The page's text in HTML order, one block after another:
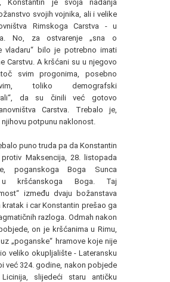
, Konstantin je svoja nadanja
svojih vojnika, ali i velike
Rimskoga Carstva - u
No, za ostvarenje „sna o
vladaru“ bilo je potrebno imati
Carstvu. A kršćani su u njegovo
svim progonima, posebno
toliko demografski
da su činili već gotovo
Carstva. Trebalo je,
potpunu naklonost.
puno truda pa da Konstantin
Maksencija, 28. listopada
poganskoga Boga Sunca
u kršćanskoga Boga. Taj
između dvaju božanstava
kratak i car Konstantin prešao ga
razloga. Odmah nakon
on je kršćanima u Rimu,
„poganske“ hramove koje nije
veliko okupljalište - Lateransku
već 324. godine, nakon pobjede
slijedeći staru antičku